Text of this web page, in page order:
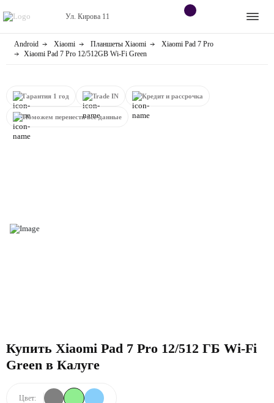
Ул. Кирова 11
Контакты
магазине
Apple
Яндекс станции
Приставки
Android Xiaomi Планшеты Xiaomi
Xiaomi Pad 7 Pro
Xiaomi Pad 7 Pro 12/512GB Wi-Fi Green
Гарантия 1 год Trade IN Кредит и рассрочка
Поможем перенести все данные
Купить Xiaomi Pad 7 Pro 12/512 ГБ Wi-Fi
Green в Калуге
Цвет: